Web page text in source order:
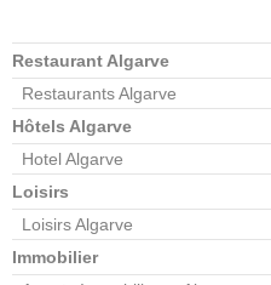
Restaurant Algarve
Restaurants Algarve
Hôtels Algarve
Hotel Algarve
Loisirs
Loisirs Algarve
Immobilier